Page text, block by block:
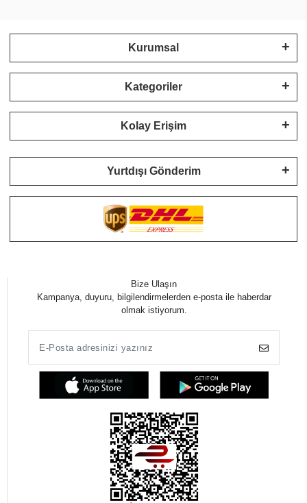
Kurumsal
Kategoriler
Kolay Erişim
Yurtdışı Gönderim
Bize Ulaşın
Kampanya, duyuru, bilgilendirmelerden e-posta ile haberdar
olmak istiyorum.